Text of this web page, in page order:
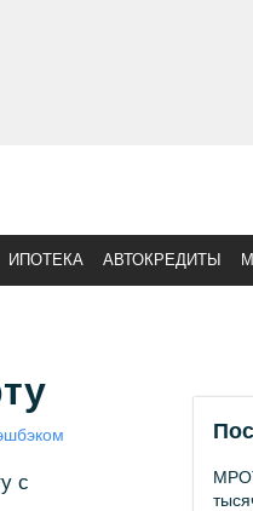
ИПОТЕКА АВТОКРЕДИТЫ
с